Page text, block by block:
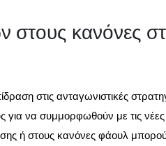
κανόνες
στις ανταγωνιστικές
να συμμορφωθούν με τις νέες
ή στους κανόνες φάουλ